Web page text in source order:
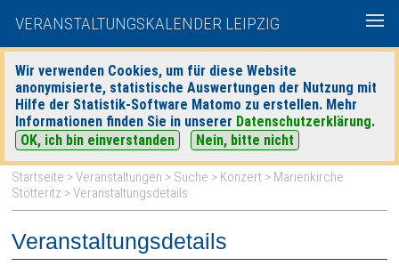
VERANSTALTUNGSKALENDER LEIPZIG
Wir verwenden Cookies, um für diese Website
anonymisierte, statistische Auswertungen der Nutzung mit
Hilfe der Statistik-Software Matomo zu erstellen. Mehr
Informationen finden Sie in unserer Datenschutzerklärung.
OK, ich bin einverstanden
Nein, bitte nicht
heute|morgen| Detaillierte Suche
Startseite >Veranstaltungen > Suche > Konzert > Marienkirche
Stötteritz > Veranstaltungsdetails
Veranstaltungsdetails